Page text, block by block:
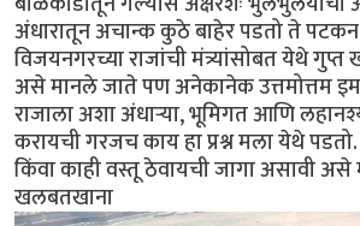
अंधारातून अचान्क कुठे बाहेर पडतो ते
विजयनगरच्या राजांची मंत्र्यांसोबत येथे
असे मानले जाते पण अनेकानेक उत्तमोत्तम
राजाला अशा अंधार्‍या, भूमिगत आणि
करायची गरजच काय हा प्रश्न मला येथे
किंवा काही वस्तू ठेवायची जागा असावी असे
खलबतखाना